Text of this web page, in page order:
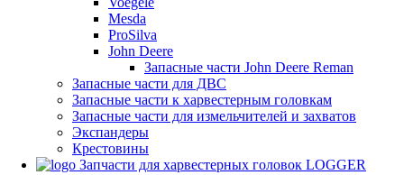
Mesda
ProSilva
John Deere
Запасные части John Deere Reman
Запасные части для ДВС
Запасные части к харвестерным головкам
Запасные части для измельчителей и захватов
Экспандеры
Крестовины
Запчасти для харвестерных головок LOGGER